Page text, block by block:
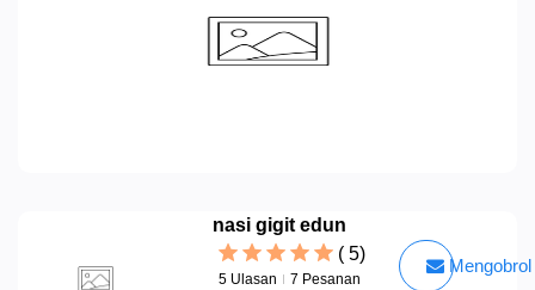
nasi gigit edun
( 5)
5 Ulasan
7 Pesanan